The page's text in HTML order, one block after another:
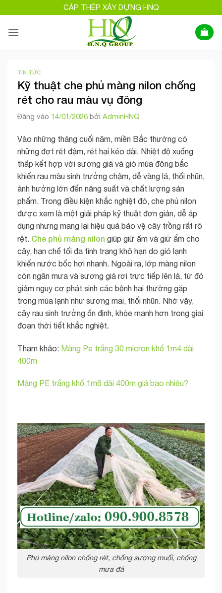
qua
nội
CÁP THÉP XÂY DỰNG HNQ
TIN TỨC
Kỹ thuật che phủ màng nilon chống
rét cho rau màu vụ đông
Đăng vào 14/01/2026 bởi AdminHNQ
Vào những tháng cuối năm, miền Bắc thường có
những đợt rét đậm, rét hại kéo dài. Nhiệt độ xuống
thấp kết hợp với sương giá và gió mùa đông bắc
khiến rau màu sinh trưởng chậm, dễ vàng lá, thối nhũn,
ảnh hưởng lớn đến năng suất và chất lượng sản
phẩm. Trong điều kiện khắc nghiệt đó, che phủ nilon
được xem là một giải pháp kỹ thuật đơn giản, dễ áp
dụng nhưng mang lại hiệu quả bảo vệ cây trồng rất rõ
rệt. Che phủ màng nilon giúp giữ ấm và giữ ẩm cho
cây, hạn chế tối đa tình trạng khô hạn do gió lạnh
khiến nước bốc hơi nhanh. Ngoài ra, lớp màng nilon
còn ngăn mưa và sương giá rơi trực tiếp lên lá, từ đó
giảm nguy cơ phát sinh các bệnh hại thường gặp
trong mùa lạnh như sương mai, thối nhũn. Nhờ vậy,
cây rau sinh trưởng ổn định, khỏe mạnh hơn trong giai
đoạn thời tiết khắc nghiệt.
Tham khảo: Màng Pe trắng 30 micron khổ 1m4 dài
400m
Màng PE trắng khổ 1m6 dài 400m giá bao nhiêu?
Phủ màng nilon chống rét, chống sương muối, chống
mưa đá